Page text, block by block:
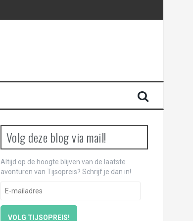
Volg deze blog via mail!
Altijd op de hoogte blijven van de laatste
avonturen van Tijsopreis? Schrijf je dan in!
m